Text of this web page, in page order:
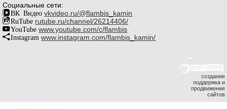
Социальные сети:
ВК Видео vkvideo.ru/@flambis_kamin
RuTube rutube.ru/channel/26214406/
YouTube www.youtube.com/c/flambis
Instagram www.instagram.com/flambis_kamin/
создание
поддержка и
продвижение
сайтов